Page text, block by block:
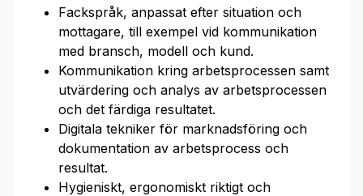
Fackspråk, anpassat efter situation och
mottagare, till exempel vid kommunikation
med bransch, modell och kund.
Kommunikation kring arbetsprocessen samt
utvärdering och analys av arbetsprocessen
och det färdiga resultatet.
Digitala tekniker för marknadsföring och
dokumentation av arbetsprocess och
resultat.
Hygieniskt, ergonomiskt riktigt och